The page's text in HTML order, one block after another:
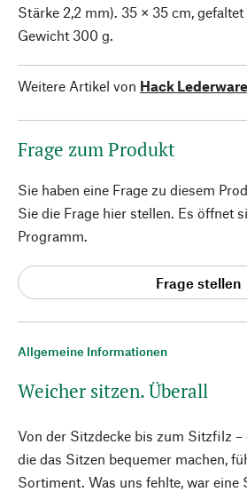
Allgemeine Informationen
Weicher sitzen. Überall
Von der Sitzdecke bis zum Sitzfilz –
die das Sitzen bequemer machen,
Sortiment. Was uns fehlte, war eine
Stärke 2,2 mm). 35 × 35 cm, gefaltet
Gewicht 300 g.
Weitere Artikel von Hack Lederware
Frage zum Produkt
Sie haben eine Frage zu diesem
Sie die Frage hier stellen. Es öffnet
Programm.
Frage stellen